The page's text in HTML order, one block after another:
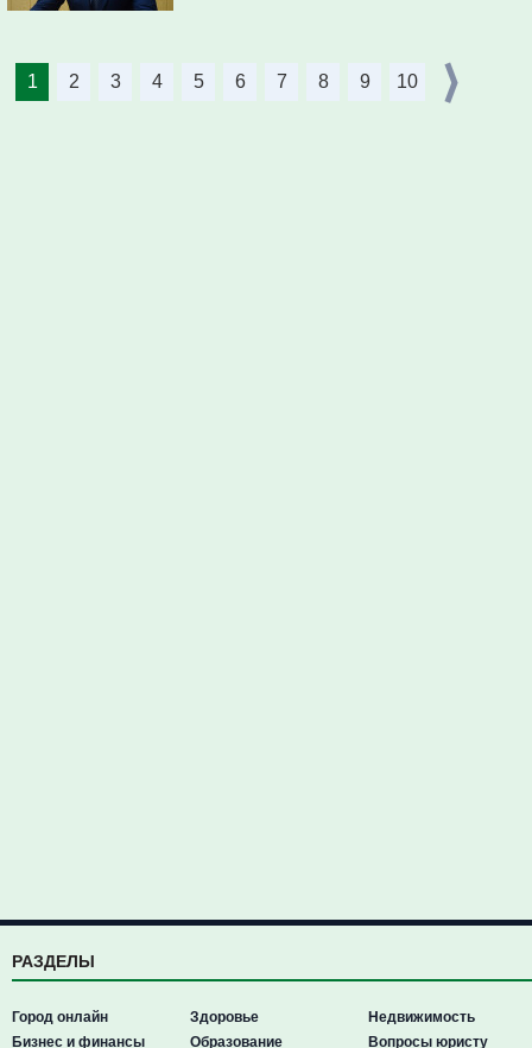
1 2 3 4 5 6 7 8 9 10
РАЗДЕЛЫ
Город онлайн
Бизнес и финансы
Здоровье
Образование
Недвижимость
Вопросы юристу